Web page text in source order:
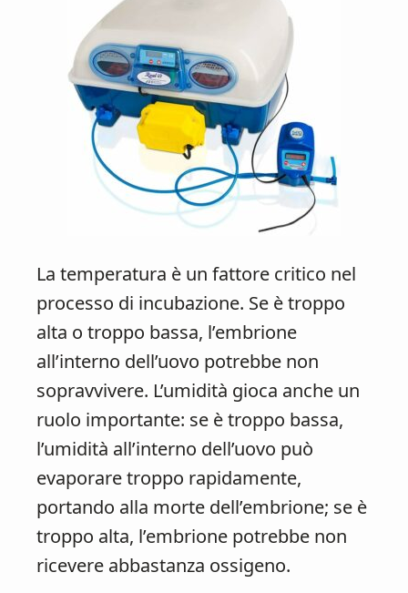
La temperatura è un fattore critico nel
processo di incubazione. Se è troppo
alta o troppo bassa, l’embrione
all’interno dell’uovo potrebbe non
sopravvivere. L’umidità gioca anche un
ruolo importante: se è troppo bassa,
l’umidità all’interno dell’uovo può
evaporare troppo rapidamente,
portando alla morte dell’embrione; se è
troppo alta, l’embrione potrebbe non
ricevere abbastanza ossigeno.